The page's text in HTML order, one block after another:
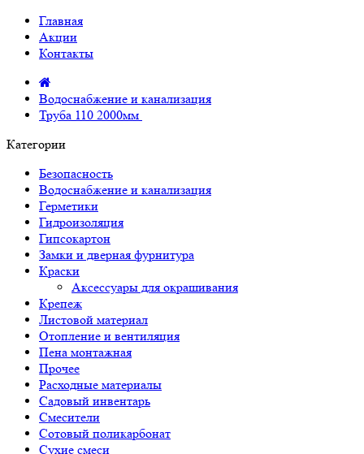
Главная
Акции
Контакты
Водоснабжение и канализация
Труба 110 2000мм
Категории
Безопасность
Водоснабжение и канализация
Герметики
Гидроизоляция
Гипсокартон
Замки и дверная фурнитура
Краски
Аксессуары для окрашивания
Крепеж
Листовой материал
Отопление и вентиляция
Пена монтажная
Прочее
Расходные материалы
Садовый инвентарь
Смесители
Сотовый поликарбонат
Сухие смеси